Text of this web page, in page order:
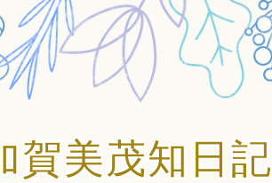
美茂知日記